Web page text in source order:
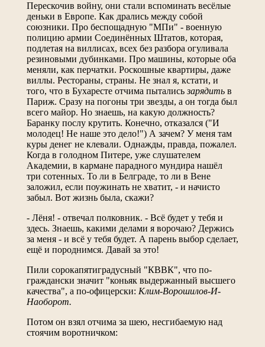
Перескочив войну, они стали вспоминать весёлые
деньки в Европе. Как дрались между собой
союзники. Про беспощадную "МПи" - военную
полицию армии Соединённых Штатов, которая,
подлетая на виллисах, всех без разбора огуливала
резиновыми дубинками. Про машины, которые оба
меняли, как перчатки. Роскошные квартиры, даже
виллы. Рестораны, страны. Не знал я, кстати, и
того, что в Бухаресте отчима пытались зарядить в
Париж. Сразу на погоны три звезды, а он тогда был
всего майор. Но знаешь, на какую должность?
Баранку послу крутить. Конечно, отказался ("И
молодец! Не наше это дело!") А зачем? У меня там
куры денег не клевали. Однажды, правда, пожалел.
Когда в голодном Питере, уже слушателем
Академии, в кармане парадного мундира нашёл
три сотенных. То ли в Белграде, то ли в Вене
заложил, если поужинать не хватит, - и начисто
забыл. Вот жизнь была, скажи?
- Лёня! - отвечал полковник. - Всё будет у тебя и
здесь. Знаешь, какими делами я ворочаю? Держись
за меня - и всё у тебя будет. А парень выбор сделает,
ещё и породнимся. Давай за это!
Пили сорокапятиградусный "КВВК", что по-
граждански значит "коньяк выдержанный высшего
качества", а по-офицерски: Клим-Ворошилов-И-
Наоборот.
Потом он взял отчима за шею, несгибаемую над
стоячим воротничком: